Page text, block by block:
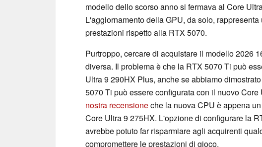
modello dello scorso anno si fermava al Core
L'aggiornamento della GPU, da solo,
prestazioni rispetto alla RTX 5070.
Purtroppo, cercare di acquistare il modello 2026
diversa. Il problema è che la RTX 5070 Ti può
Ultra 9 290HX Plus, anche se abbiamo
5070 Ti può essere configurata con il nuovo
nostra recensioneche la nuova CPU è appena
Core Ultra 9 275HX. L'opzione di configurare la
avrebbe potuto far risparmiare agli acquirenti
compromettere le prestazioni di gioco.